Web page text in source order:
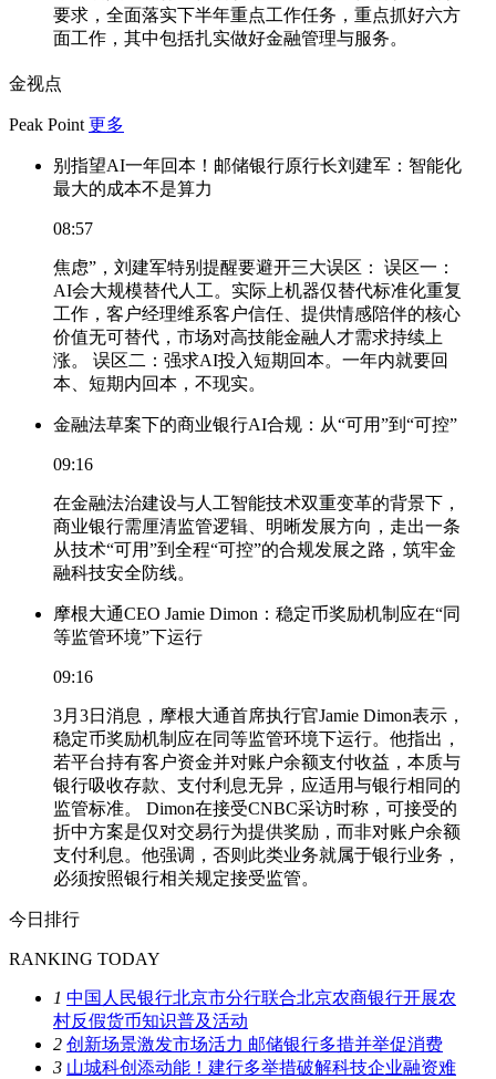
要求，全面落实下半年重点工作任务，重点抓好六方
面工作，其中包括扎实做好金融管理与服务。
金视点
Peak Point 更多
别指望AI一年回本！邮储银行原行长刘建军：智能化
最大的成本不是算力
08:57
焦虑”，刘建军特别提醒要避开三大误区： 误区一：
AI会大规模替代人工。实际上机器仅替代标准化重复
工作，客户经理维系客户信任、提供情感陪伴的核心
价值无可替代，市场对高技能金融人才需求持续上
涨。 误区二：强求AI投入短期回本。一年内就要回
本、短期内回本，不现实。
金融法草案下的商业银行AI合规：从“可用”到“可控”
09:16
在金融法治建设与人工智能技术双重变革的背景下，
商业银行需厘清监管逻辑、明晰发展方向，走出一条
从技术“可用”到全程“可控”的合规发展之路，筑牢金
融科技安全防线。
摩根大通CEO Jamie Dimon：稳定币奖励机制应在“同
等监管环境”下运行
09:16
3月3日消息，摩根大通首席执行官Jamie Dimon表示，
稳定币奖励机制应在同等监管环境下运行。他指出，
若平台持有客户资金并对账户余额支付收益，本质与
银行吸收存款、支付利息无异，应适用与银行相同的
监管标准。 Dimon在接受CNBC采访时称，可接受的
折中方案是仅对交易行为提供奖励，而非对账户余额
支付利息。他强调，否则此类业务就属于银行业务，
必须按照银行相关规定接受监管。
今日排行
RANKING TODAY
1 中国人民银行北京市分行联合北京农商银行开展农
村反假货币知识普及活动
2 创新场景激发市场活力 邮储银行多措并举促消费
3 山城科创添动能！建行多举措破解科技企业融资难